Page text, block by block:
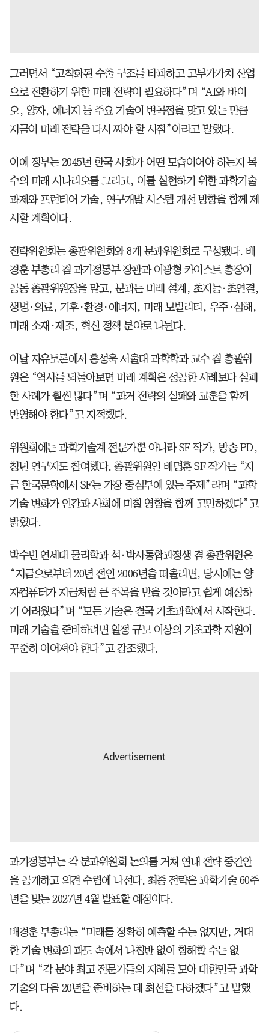
그러면서 “고착화된 수출 구조를 타파하고 고부가가치 산업
으로 전환하기 위한 미래 전략이 필요하다”며 “AI와 바이
오, 양자, 에너지 등 주요 기술이 변곡점을 맞고 있는 만큼
지금이 미래 전략을 다시 짜야 할 시점”이라고 말했다.
이에 정부는 2045년 한국 사회가 어떤 모습이어야 하는지 복
수의 미래 시나리오를 그리고, 이를 실현하기 위한 과학기술
과제와 프런티어 기술, 연구개발 시스템 개선 방향을 함께 제
시할 계획이다.
전략위원회는 총괄위원회와 8개 분과위원회로 구성됐다. 배
경훈 부총리 겸 과기정통부 장관과 이광형 카이스트 총장이
공동 총괄위원장을 맡고, 분과는 미래 설계, 초지능·초연결,
생명·의료, 기후·환경·에너지, 미래 모빌리티, 우주·심해,
미래 소재·제조, 혁신 정책 분야로 나뉜다.
이날 자유토론에서 홍성욱 서울대 과학학과 교수 겸 총괄위
원은 “역사를 되돌아보면 미래 계획은 성공한 사례보다 실패
한 사례가 훨씬 많다”며 “과거 전략의 실패와 교훈을 함께
반영해야 한다”고 지적했다.
위원회에는 과학기술계 전문가뿐 아니라 SF 작가, 방송 PD,
청년 연구자도 참여했다. 총괄위원인 배명훈 SF 작가는 “지
금 한국문학에서 SF는 가장 중심부에 있는 주제”라며 “과학
기술 변화가 인간과 사회에 미칠 영향을 함께 고민하겠다”고
밝혔다.
박수빈 연세대 물리학과 석·박사통합과정생 겸 총괄위원은
“지금으로부터 20년 전인 2006년을 떠올리면, 당시에는 양
자컴퓨터가 지금처럼 큰 주목을 받을 것이라고 쉽게 예상하
기 어려웠다”며 “모든 기술은 결국 기초과학에서 시작한다.
미래 기술을 준비하려면 일정 규모 이상의 기초과학 지원이
꾸준히 이어져야 한다”고 강조했다.
과기정통부는 각 분과위원회 논의를 거쳐 연내 전략 중간안
을 공개하고 의견 수렴에 나선다. 최종 전략은 과학기술 60주
년을 맞는 2027년 4월 발표할 예정이다.
배경훈 부총리는 “미래를 정확히 예측할 수는 없지만, 거대
한 기술 변화의 파도 속에서 나침반 없이 항해할 수는 없
다”며 “각 분야 최고 전문가들의 지혜를 모아 대한민국 과학
기술의 다음 20년을 준비하는 데 최선을 다하겠다”고 말했
다.